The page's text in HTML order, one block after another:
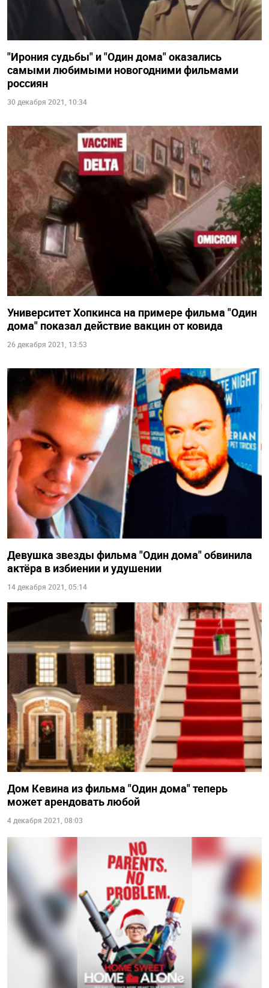
"Ирония судьбы" и "Один дома" оказались
самыми любимыми новогодними фильмами
россиян
30 декабря 2021, 10:34
Университет Хопкинса на примере фильма "Один
дома" показал действие вакцин от ковида
26 декабря 2021, 13:53
Девушка звезды фильма "Один дома" обвинила
актёра в избиении и удушении
14 декабря 2021, 05:14
Дом Кевина из фильма "Один дома" теперь
может арендовать любой
4 декабря 2021, 08:03